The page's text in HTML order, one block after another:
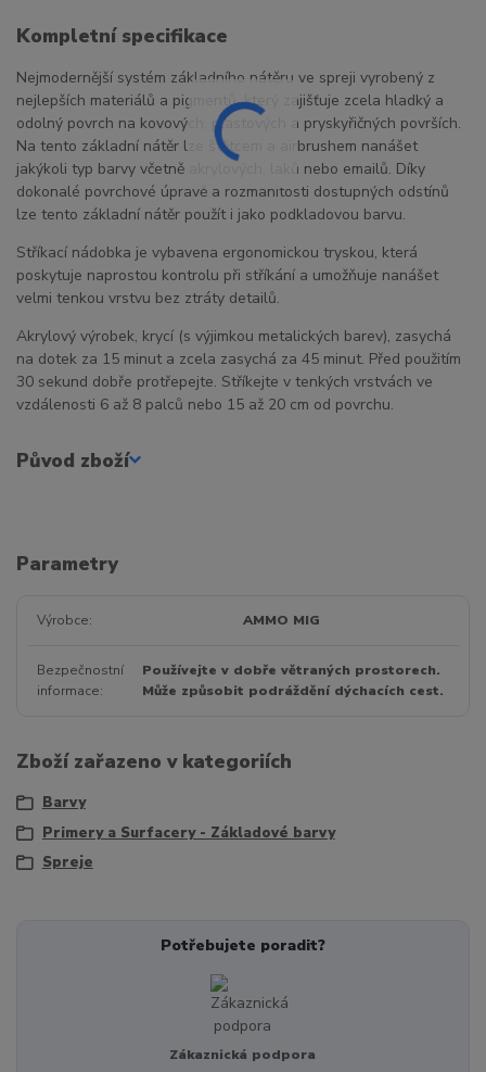
Kompletní specifikace
Nejmodernější systém základního nátěru ve spreji vyrobený z
nejlepších materiálů a pigmentů, který zajišťuje zcela hladký a
odolný povrch na kovových, plastových a pryskyřičných površích.
Na tento základní nátěr lze štětcem a airbrushem nanášet
jakýkoli typ barvy včetně akrylových, laků nebo emailů. Díky
dokonalé povrchové úpravě a rozmanitosti dostupných odstínů
lze tento základní nátěr použít i jako podkladovou barvu.
Stříkací nádobka je vybavena ergonomickou tryskou, která
poskytuje naprostou kontrolu při stříkání a umožňuje nanášet
velmi tenkou vrstvu bez ztráty detailů.
Akrylový výrobek, krycí (s výjimkou metalických barev), zasychá
na dotek za 15 minut a zcela zasychá za 45 minut. Před použitím
30 sekund dobře protřepejte. Stříkejte v tenkých vrstvách ve
vzdálenosti 6 až 8 palců nebo 15 až 20 cm od povrchu.
Původ zboží
Parametry
Výrobce AMMO MIG
Bezpečnostní
informace
Používejte v dobře větraných prostorech.
Může způsobit podráždění dýchacích cest.
Zboží zařazeno v kategoriích
Barvy
Primery a Surfacery - Základové barvy
Spreje
Potřebujete poradit?
Zákaznická podpora